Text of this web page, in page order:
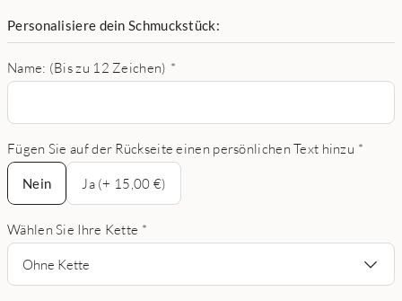
Personalisiere dein Schmuckstück:
Name: (Bis zu 12 Zeichen) *
Fügen Sie auf der Rückseite einen persönlichen Text hinzu *
Nein
Nein
Ja (+ 15,00 €)
Wählen Sie Ihre Kette *
Ohne Kette